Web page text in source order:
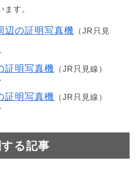
ます。
辺の証明写真機
（JR只見
証明写真機
（JR只見線）
証明写真機
（JR只見線）
る記事